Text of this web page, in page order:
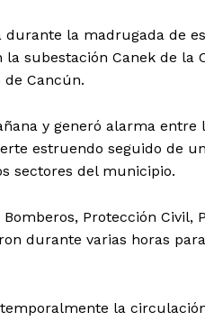
la madrugada de
subestación Canek de la
Cancún.
y generó alarma entre
estruendo seguido de
sectores del municipio.
Protección Civil,
durante varias horas
la